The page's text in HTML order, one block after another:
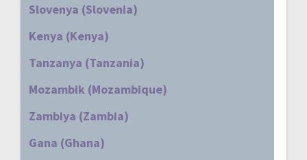
Slovenya (Slovenia)
Kenya (Kenya)
Tanzanya (Tanzania)
Mozambik (Mozambique)
Zambiya (Zambia)
Gana (Ghana)